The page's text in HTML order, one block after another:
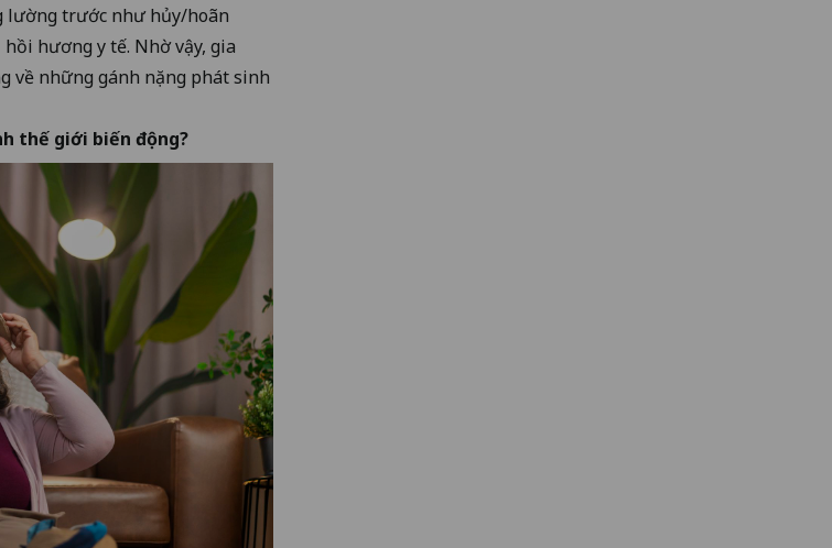
lường trước như hủy/hoãn
hương y tế. Nhờ vậy, gia
về những gánh nặng phát sinh
thế giới biến động?